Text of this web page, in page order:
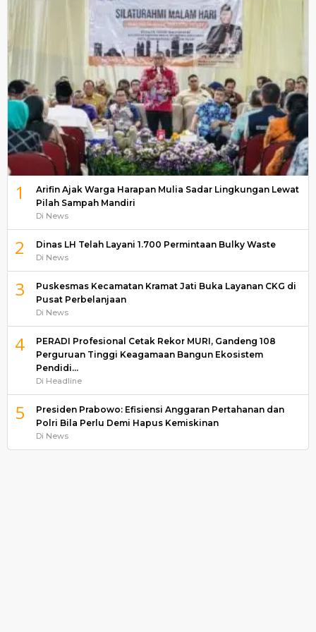
1
Arifin Ajak Warga Harapan Mulia Sadar Lingkungan Lewat
Pilah Sampah Mandiri
Di News
2 Dinas LH Telah Layani 1.700 Permintaan Bulky Waste
Di News
3
Puskesmas Kecamatan Kramat Jati Buka Layanan CKG di
Pusat Perbelanjaan
Di News
4
PERADI Profesional Cetak Rekor MURI, Gandeng 108
Perguruan Tinggi Keagamaan Bangun Ekosistem
Pendidi…
Di Headline
5
Presiden Prabowo: Efisiensi Anggaran Pertahanan dan
Polri Bila Perlu Demi Hapus Kemiskinan
Di News